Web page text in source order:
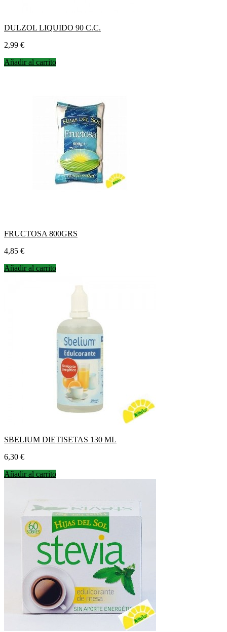
DULZOL LIQUIDO 90 C.C.
Precio
2,99 €
Añadir al carrito
FRUCTOSA 800GRS
Precio
4,85 €
Añadir al carrito
SBELIUM DIETISETAS 130 ML
Precio
6,30 €
Añadir al carrito